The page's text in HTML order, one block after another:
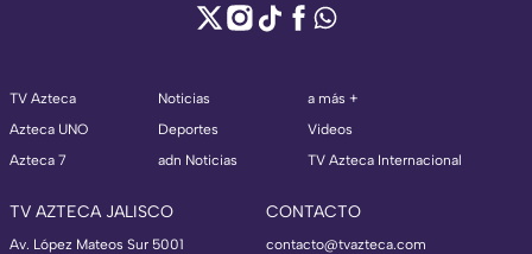
TV Azteca
Azteca UNO
Azteca 7
Noticias
Deportes
adn Noticias
a más +
Videos
TV Azteca Internacional
TV AZTECA JALISCO
Av. López Mateos Sur 5001
CONTACTO
contacto@tvazteca.com